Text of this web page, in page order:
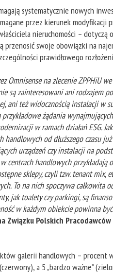
systematycznie nowych
przez kierunek modyfikacji
nieruchomości –
przenosić swoje obowiązki na
prawidłowego
Omnisense na zlecenie ZPPHiU
są zainteresowani ani rodzajem
ani też widocznością instalacji w
przykładowe żądania
w ramach działań ESG.
od dłuższego czasu
urządzeń czy instalacji na
centrach handlowych
sklepy, czyli tzw. tenant mix,
To na nich spoczywa całkowita
jak toalety czy parkingi, są
w każdym obiekcie powinna
Polskich Pracodawców
galerii handlowych – procent
a 5 „bardzo ważne”